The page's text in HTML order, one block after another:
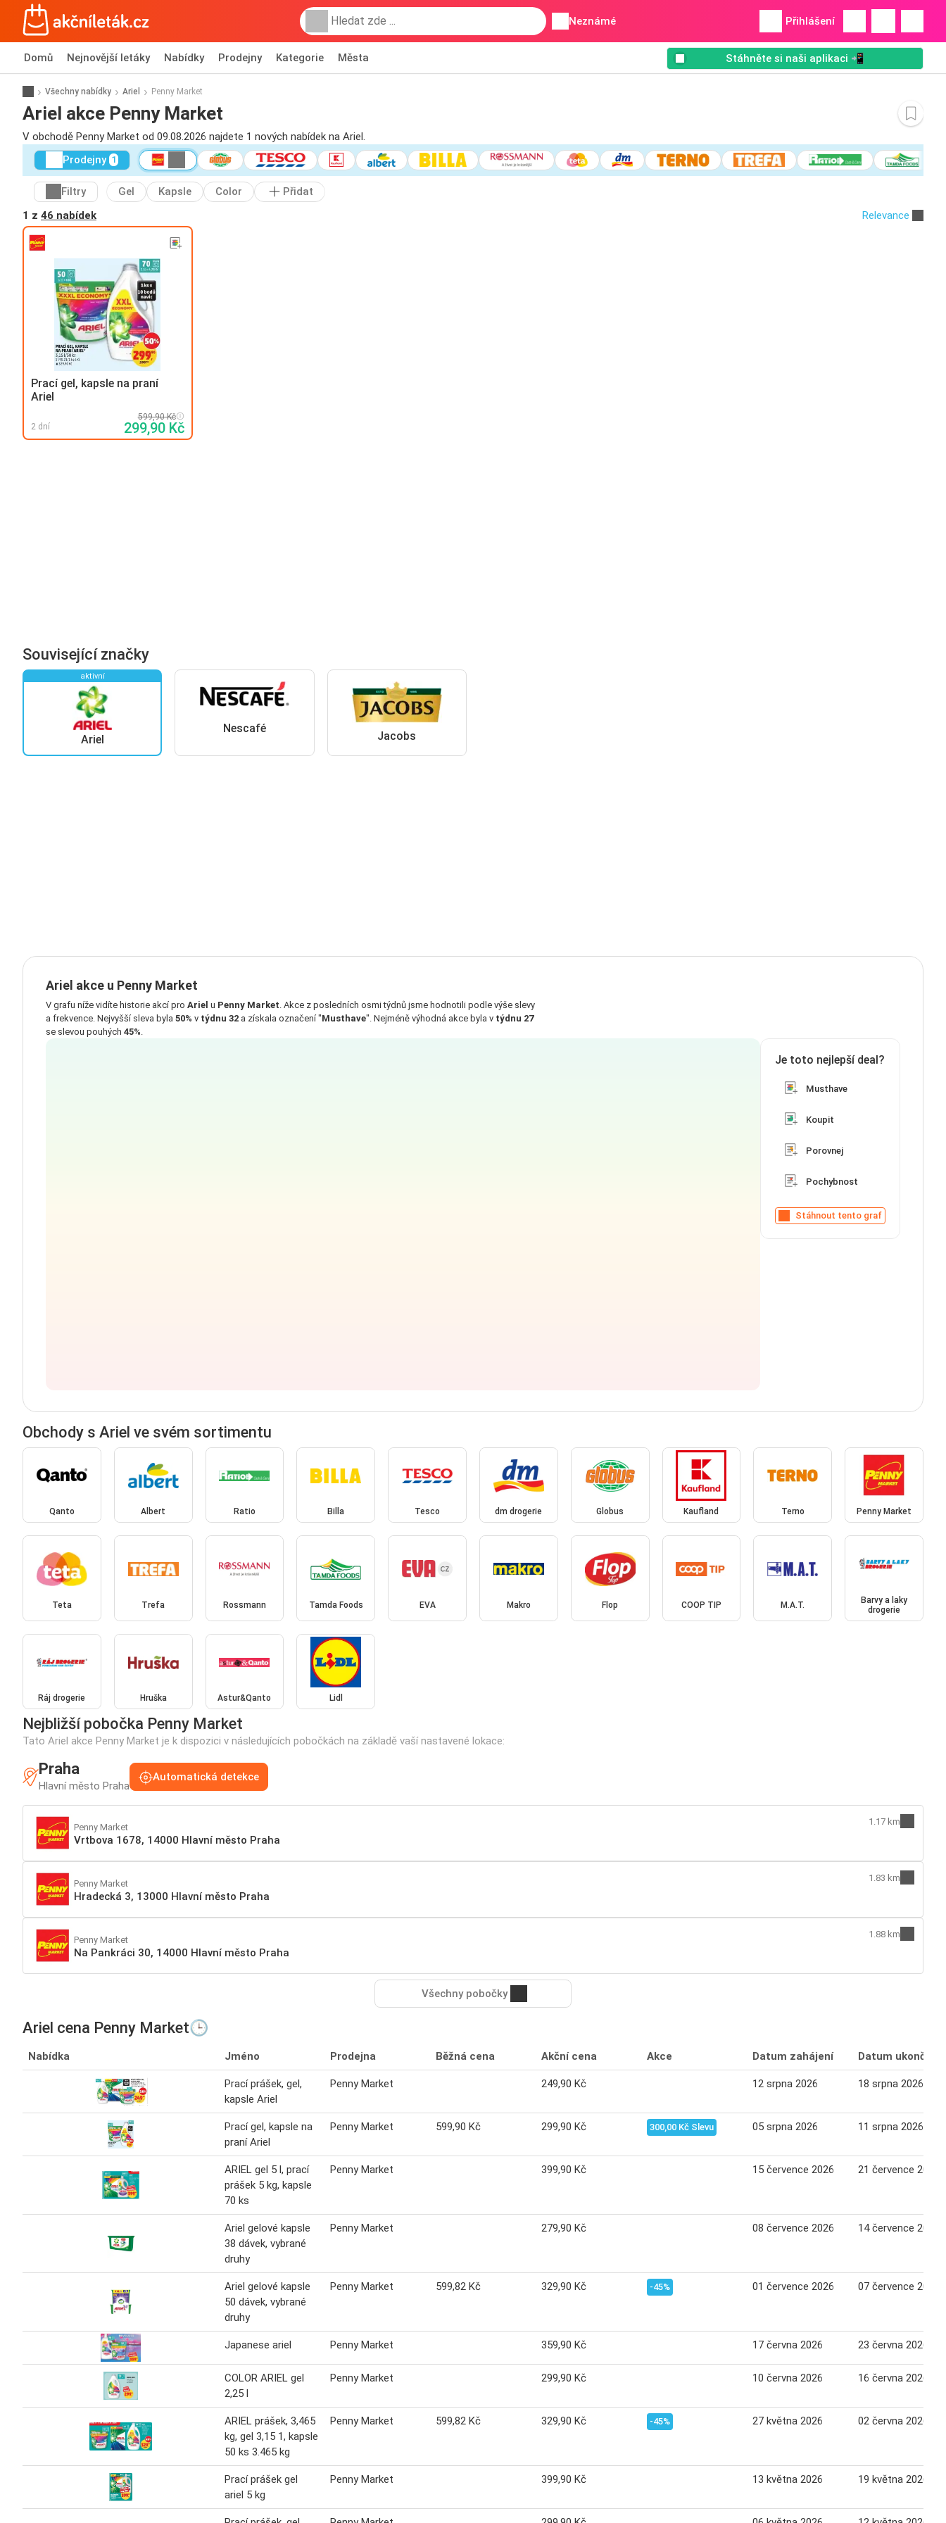
Neznámé Přihlášení
Domů Nejnovější letáky Nabídky Prodejny Kategorie Města Stáhněte si naši aplikaci 📲
Všechny nabídky Ariel Penny Market
Ariel akce Penny Market
V obchodě Penny Market od 09.08.2026 najdete 1 nových nabídek na Ariel.
Prodejny 1
Filtry Gel Kapsle Color
Přidat
1 z 46 nabídek Relevance
Prací gel, kapsle na praní
Ariel
2 dní
599,90 Kč
299,90 Kč
Související značky
aktivní
Ariel
Nescafé
Jacobs
Ariel akce u Penny Market
V grafu níže vidíte historie akcí pro Ariel u Penny Market . Akce z posledních osmi týdnů jsme hodnotili podle výše slevy
a frekvence. Nejvyšší sleva byla 50% v týdnu 32 a získala označení "Musthave". Nejméně výhodná akce byla v týdnu 27
se slevou pouhých 45%
Je toto nejlepší deal?
Musthave
Koupit
Porovnej
Pochybnost
Stáhnout tento graf
Obchody s Ariel ve svém sortimentu
Qanto Albert Ratio Billa Tesco dm drogerie Globus Kaufland Terno Penny Market
Teta Trefa Rossmann Tamda Foods EVA Makro Flop COOP TIP M.A.T.
Barvy a laky
drogerie
Ráj drogerie Hruška Astur&Qanto Lidl
Nejbližší pobočka Penny Market
Tato Ariel akce Penny Market je k dispozici v následujících pobočkách na základě vaší nastavené lokace:
Praha
Hlavní město Praha
Automatická detekce
Penny Market
Vrtbova 1678, 14000 Hlavní město Praha
1.17 km
Penny Market
Hradecká 3, 13000 Hlavní město Praha
1.83 km
Penny Market
Na Pankráci 30, 14000 Hlavní město Praha
1.88 km
Všechny pobočky
Ariel cena Penny Market🕒
Nabídka Jméno Prodejna Běžná cena Akční cena Akce Datum zahájení Datum ukončení
Prací prášek, gel,
kapsle Ariel
Penny Market 249,90 Kč 12 srpna 2026 18 srpna 2026
Prací gel, kapsle na
praní Ariel
Penny Market 599,90 Kč 299,90 Kč 300,00 Kč Slevu 05 srpna 2026 11 srpna 2026
ARIEL gel 5 l, prací
prášek 5 kg, kapsle
70 ks
Penny Market 399,90 Kč 15 července 2026 21 července 2026
Ariel gelové kapsle
38 dávek, vybrané
druhy
Penny Market 279,90 Kč 08 července 2026 14 července 2026
Ariel gelové kapsle
50 dávek, vybrané
druhy
Penny Market 599,82 Kč 329,90 Kč -45% 01 července 2026 07 července 2026
Japanese ariel Penny Market 359,90 Kč 17 června 2026 23 června 2026
COLOR ARIEL gel
2,25 l
Penny Market 299,90 Kč 10 června 2026 16 června 2026
ARIEL prášek, 3,465
kg, gel 3,15 1, kapsle
50 ks 3.465 kg
Penny Market 599,82 Kč 329,90 Kč -45% 27 května 2026 02 června 2026
Prací prášek gel
ariel 5 kg
Penny Market 399,90 Kč 13 května 2026 19 května 2026